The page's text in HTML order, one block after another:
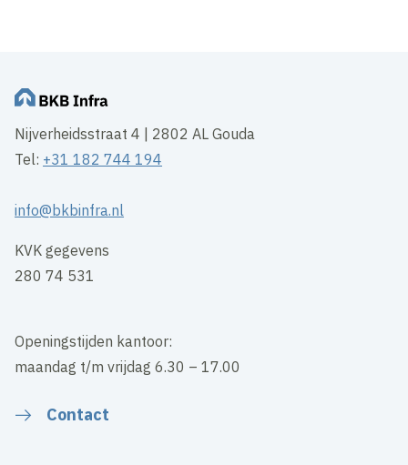
Nijverheidsstraat 4 | 2802 AL Gouda
Tel: +31 182 744 194
info@bkbinfra.nl
KVK gegevens
280 74 531
Openingstijden kantoor:
maandag t/m vrijdag 6.30 – 17.00
Contact